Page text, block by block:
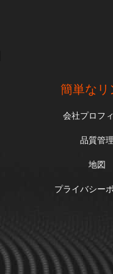
簡単なリ
会社プロフ
品質管理
地図
プライバシー